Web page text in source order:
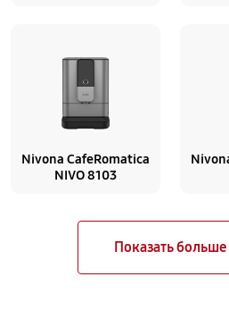
Nivona CafeRomatica
NIVO 8103